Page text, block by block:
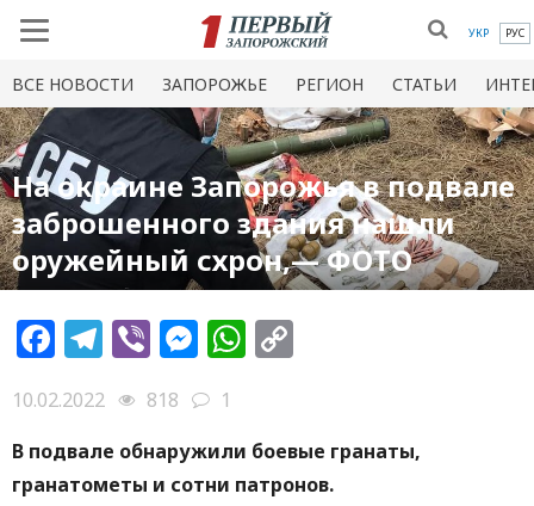
УКР РУС
ВСЕ НОВОСТИ ЗАПОРОЖЬЕ РЕГИОН СТАТЬИ
На окраине Запорожья в подвале
заброшенного здания нашли
оружейный схрон,— ФОТО
Facebook
Telegram
ViberMessenger
WhatsApp
10.02.2022 818
1
В подвале обнаружили боевые гранаты,
гранатометы и сотни патронов.